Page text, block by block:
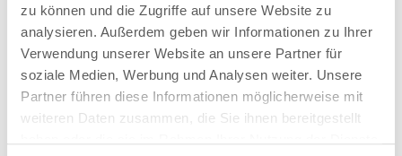
zu können und die Zugriffe auf unsere Website zu
analysieren. Außerdem geben wir Informationen zu Ihrer
Verwendung unserer Website an unsere Partner für
soziale Medien, Werbung und Analysen weiter. Unsere
Partner führen diese Informationen möglicherweise mit
weiteren Daten zusammen, die Sie ihnen bereitgestellt
Arbeitsplatz sein muss!
Zuverlässige und leistungsstarke Hardware ist das A
und O in einem Unternehmen.
Wir bieten Ihnen die komplette Produktpalette von
PC, Notebook und Tablet, bis hin zu Monitor, Maus